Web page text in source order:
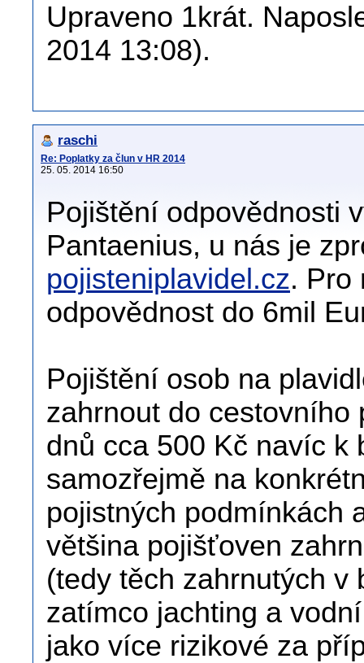
Upraveno 1krát.
2014 13:08).
raschi
Re: Poplatky za člun v HR 2014
25. 05. 2014 16:50
Pojištění odpovědnosti
Pantaenius, u nás je
pojisteniplavidel.cz. Pro
odpovědnost do 6mil
Pojištění osob na
zahrnout do cestovního
dnů cca 500 Kč navíc k
samozřejmě na
pojistných podmínkách
většina pojišťoven
(tedy těch zahrnutých
zatímco jachting a
jako více rizikové za